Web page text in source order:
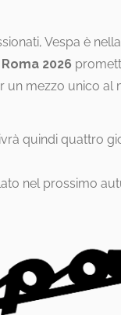
Vespa è
Roma 2026
un mezzo unico al
quindi quattro
nel prossimo